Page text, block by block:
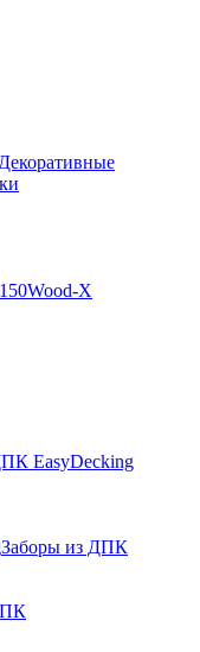
Декоративные
Wood-X
EasyDecking
Заборы из ДПК